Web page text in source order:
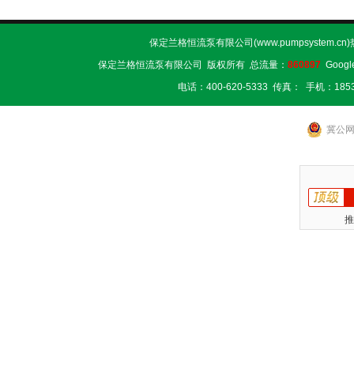
保定兰格恒流泵有限公司(www.pumpsystem.cn)
保定兰格恒流泵有限公司 版权所有 总流量： 860897
电话：400-620-5333 传真： 手机：
冀公